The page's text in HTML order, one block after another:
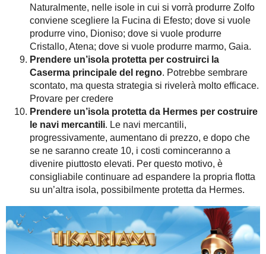
Naturalmente, nelle isole in cui si vorrà produrre Zolfo
conviene scegliere la Fucina di Efesto; dove si vuole
produrre vino, Dioniso; dove si vuole produrre
Cristallo, Atena; dove si vuole produrre marmo, Gaia.
Prendere un’isola protetta per costruirci la
Caserma principale del regno. Potrebbe sembrare
scontato, ma questa strategia si rivelerà molto efficace.
Provare per credere
Prendere un’isola protetta da Hermes per costruire
le navi mercantili. Le navi mercantili,
progressivamente, aumentano di prezzo, e dopo che
se ne saranno create 10, i costi cominceranno a
divenire piuttosto elevati. Per questo motivo, è
consigliabile continuare ad espandere la propria flotta
su un’altra isola, possibilmente protetta da Hermes.